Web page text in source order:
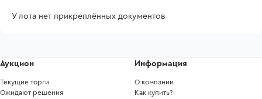
У лота нет прикреплённых документов
Аукцион
Текущие торги
Ожидают решения
Информация
О компании
Как купить?